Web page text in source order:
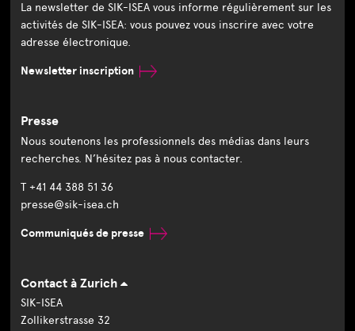
La newsletter de SIK-ISEA vous informe régulièrement sur les
activités de SIK-ISEA: vous pouvez vous inscrire avec votre
adresse électronique.
Newsletter inscription
Presse
Nous soutenons les professionnels des médias dans leurs
recherches. N’hésitez pas à nous contacter.
T +41 44 388 51 36
presse@sik-isea.ch
Communiqués de presse
Contact à Zurich
SIK-ISEA
Zollikerstrasse 32